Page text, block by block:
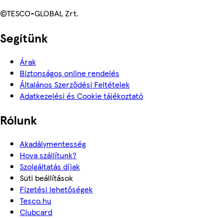
©TESCO-GLOBAL Zrt.
Segítünk
Árak
Biztonságos online rendelés
Általános Szerződési Feltételek
Adatkezelési és Cookie tájékoztató
Rólunk
Akadálymentesség
Hova szállítunk?
Szolgáltatás díjak
Süti beállítások
Fizetési lehetőségek
Tesco.hu
Clubcard